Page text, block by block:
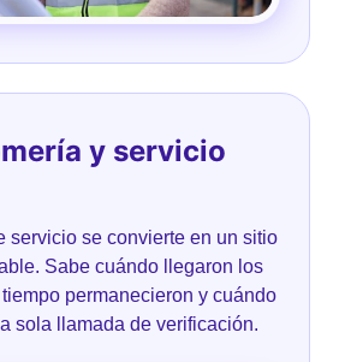
y servicio
servicio se convierte en un sitio
Sabe cuándo llegaron los
permanecieron y cuándo
sola llamada de verificación.